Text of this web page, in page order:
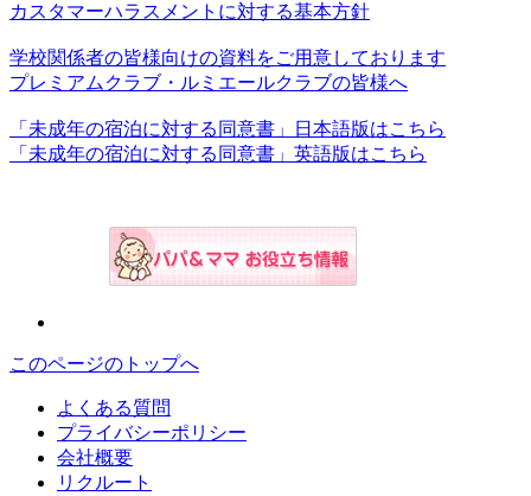
カスタマーハラスメントに対する基本方針
学校関係者の皆様向けの資料をご用意しております
プレミアムクラブ・ルミエールクラブの皆様へ
「未成年の宿泊に対する同意書」日本語版はこちら
「未成年の宿泊に対する同意書」英語版はこちら
このページのトップへ
よくある質問
プライバシーポリシー
会社概要
リクルート